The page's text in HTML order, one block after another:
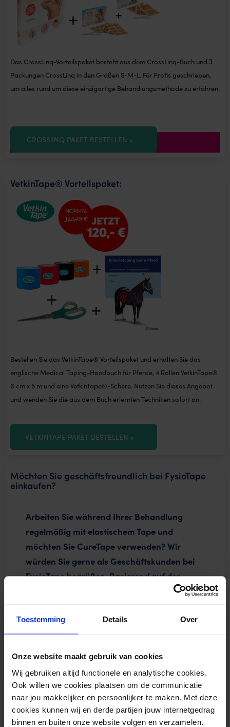
Toestemming Details Over
Onze website maakt gebruik van cookies
Wij gebruiken altijd functionele en analytische cookies.
Ook willen we cookies plaatsen om de communicatie
naar jou makkelijker en persoonlijker te maken. Met deze
cookies kunnen wij en derde partijen jouw internetgedrag
binnen en buiten onze website volgen en verzamelen.
Das CrossLinq-Vorteilspaket besteht aus dem CrossLinq-Buch und 3
Packungen CrossLinq in den Größen S-M-L. Für Profis geschrieben,
um alles rund um diese einzigartige Behandlungsmethode zu erfahren.
CROSSlINQ PAKET BESTELLEN »
VetkinTape® Vorteilspaket:
Bestellen Sie das VetkinTape®️ Vorteilspaket und erhalten Sie das
englische Medical Taping-Handbuch für Pferde, 4 Rollen VetkinTape®️
6 cm x 5 m und eine VetkinTape®️-Schere. Nutzen Sie dieses Angebot
und wenden Sie die aus dem Buch erlernten Techniken sofort an.
VETKINTAPE PAKET BESTELLEN »
Möchten Sie geschäftsfreundlich bei FysioTape
einkaufen?
Arbeiten Sie während Ihrer Behandlung
regelmäßig mit elastischem Tape und
möchten Sie CureTape verwenden? Wir
würden Sie gerne als Geschäftskunden bei
FysioTape begrüßen. Basierend auf der
Anzahl der Rollen, die Sie für die Praxis
Angebot unterbreiten.
vertrauenswürdiger Partner für den professionellen
Praktiker. Neugierig, was wir Ihnen bieten können?
Klicken Sie auf den Link für ein individuelles Angebot.
Wir werden uns dann mit Ihnen in Verbindung setzen.
BESCHAFFUNG »